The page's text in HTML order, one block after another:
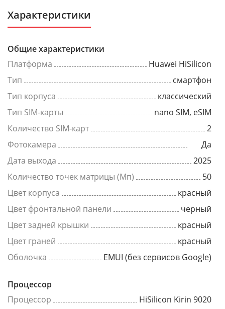
Характеристики
Общие характеристики
Платформа
Huawei HiSilicon
Тип
смартфон
Тип корпуса
классический
Тип SIM-карты
nano SIM, eSIM
Количество SIM-карт
2
Фотокамера
Да
Дата выхода
2025
Количество точек матрицы (Мп)
50
Цвет корпуса
красный
Цвет фронтальной панели
черный
Цвет задней крышки
красный
Цвет граней
красный
Оболочка
EMUI (без сервисов Google)
Процессор
Процессор
HiSilicon Kirin 9020